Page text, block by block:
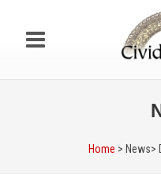
Home > News>